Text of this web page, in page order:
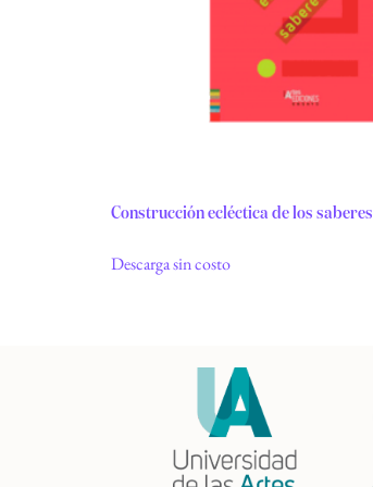
Construcción ecléctica de los saberes
Descarga sin costo